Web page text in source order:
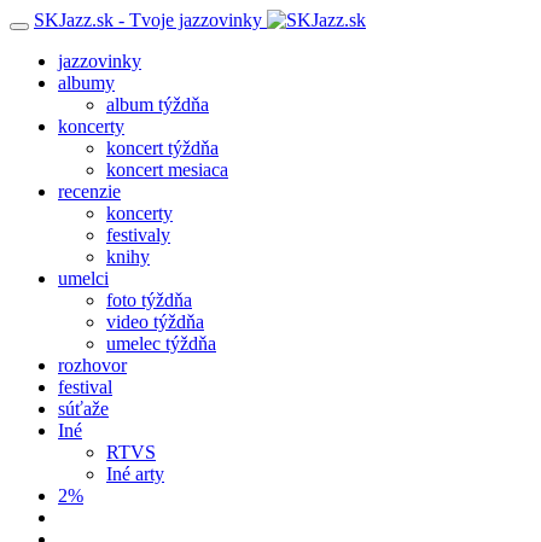
SKJazz.sk - Tvoje jazzovinky
jazzovinky
albumy
album týždňa
koncerty
koncert týždňa
koncert mesiaca
recenzie
koncerty
festivaly
knihy
umelci
foto týždňa
video týždňa
umelec týždňa
rozhovor
festival
súťaže
Iné
RTVS
Iné arty
2%